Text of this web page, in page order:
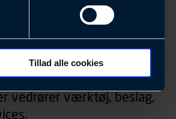
og effektiviteten af vores
som derfor skal være nemme at
søgeord, IP-adresse,
om dit foretrukne sprog, og den
Tillad alle cookies
vedrører værktøj, beslag,